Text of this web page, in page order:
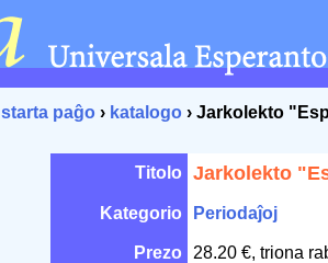
starta paĝo › katalogo › Jarkolekto
Titolo Jarkolekto
Kategorio Periodaĵoj
Prezo 28.20 €, triona